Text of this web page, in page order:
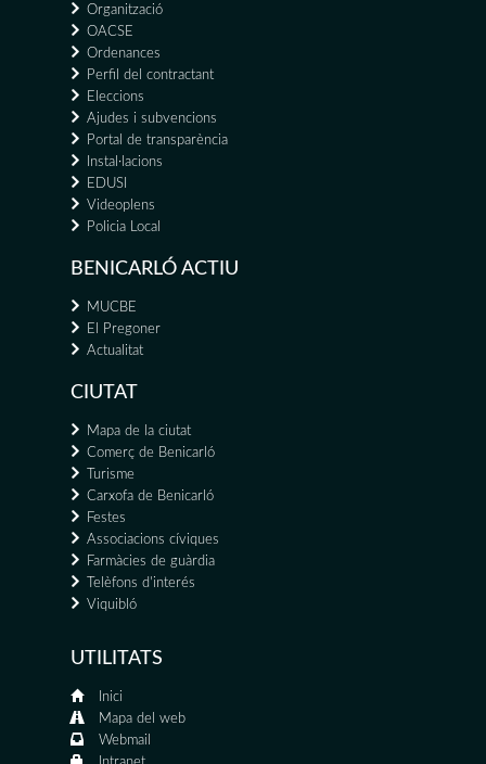
Organització
OACSE
Ordenances
Perfil del contractant
Eleccions
Ajudes i subvencions
Portal de transparència
Instal·lacions
EDUSI
Videoplens
Policia Local
BENICARLÓ ACTIU
MUCBE
El Pregoner
Actualitat
CIUTAT
Mapa de la ciutat
Comerç de Benicarló
Turisme
Carxofa de Benicarló
Festes
Associacions cíviques
Farmàcies de guàrdia
Telèfons d'interés
Viquibló
UTILITATS
Inici
Mapa del web
Webmail